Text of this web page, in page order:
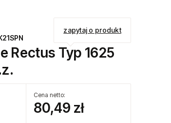
Rectus Typ 1625
Cena netto:
80,49 zł
zapytaj o produkt